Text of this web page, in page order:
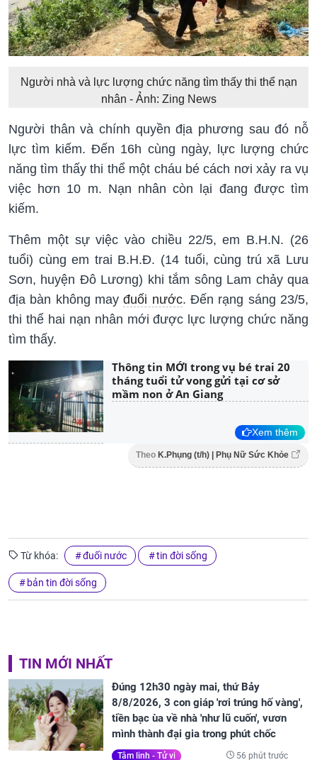
Người nhà và lực lượng chức năng tìm thấy thi thể nạn
nhân - Ảnh: Zing News
Người thân và chính quyền địa phương sau đó nỗ
lực tìm kiếm. Đến 16h cùng ngày, lực lượng chức
năng tìm thấy thi thể một cháu bé cách nơi xảy ra vụ
việc hơn 10 m. Nạn nhân còn lại đang được tìm
kiếm.
Thêm một sự việc vào chiều 22/5, em B.H.N. (26
tuổi) cùng em trai B.H.Đ. (14 tuổi, cùng trú xã Lưu
Sơn, huyện Đô Lương) khi tắm sông Lam chảy qua
địa bàn không mayđuối nước. Đến rạng sáng 23/5,
thi thể hai nạn nhân mới được lực lượng chức năng
tìm thấy.
Thông tin MỚI trong vụ bé trai 20
tháng tuổi tử vong gửi tại cơ sở
mầm non ở An Giang
Xem thêm
Theo K.Phụng (t/h) | Phụ Nữ Sức Khỏe
Từ khóa: đuối nước tin đời sống
bản tin đời sống
TIN MỚI NHẤT
Đúng 12h30 ngày mai, thứ Bảy
8/8/2026, 3 con giáp 'rơi trúng hố vàng',
tiền bạc ùa về nhà 'như lũ cuốn', vươn
mình thành đại gia trong phút chốc
Tâm linh - Tử vi 56 phút trước